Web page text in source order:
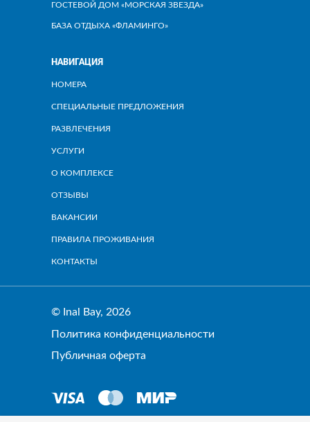
ГОСТЕВОЙ ДОМ «МОРСКАЯ ЗВЕЗДА»
БАЗА ОТДЫХА «ФЛАМИНГО»
НОМЕРА
СПЕЦИАЛЬНЫЕ ПРЕДЛОЖЕНИЯ
РАЗВЛЕЧЕНИЯ
УСЛУГИ
О КОМПЛЕКСЕ
ОТЗЫВЫ
ВАКАНСИИ
ПРАВИЛА ПРОЖИВАНИЯ
© Inal Bay, 2026
Политика конфиденциальности
Публичная оферта
НАВИГАЦИЯ
КОНТАКТЫ